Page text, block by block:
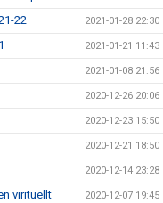
22 2021-01-28 22:30
2021-01-21 11:43
2021-01-08 21:56
2020-12-26 20:06
2020-12-23 15:50
2020-12-21 18:50
2020-12-14 23:28
virituellt 2020-12-07 19:45